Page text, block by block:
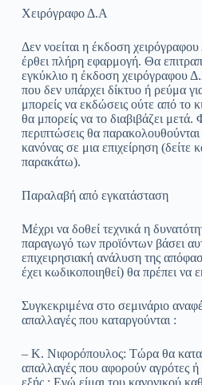
Χειρόγραφο Δ.Α
Δεν νοείται η έκδοση
έρθει πλήρη εφαρμογή. Θα
εγκύκλιο η έκδοση χειρόγραφου
που δεν υπάρχει δίκτυο ή ρεύμα
μπορείς να εκδώσεις ούτε από το
θα μπορείς να το διαβιβάζει μετά.
περιπτώσεις θα
κανόνας σε μια επιχείρηση (δείτε
παρακάτω).
Παραλαβή από εγκατάσταση
Μέχρι να δοθεί τεχνικά η
παραγωγό των προϊόντων βάσει
επιχειρησιακή ανάλυση της
έχει κωδικοποιηθεί) θα πρέπει να
Συγκεκριμένα στο σεμινάριο
απαλλαγές που καταργούνται :
– Κ. Νιφορόπουλος: Τώρα θα
απαλλαγές που αφορούν αγρότες